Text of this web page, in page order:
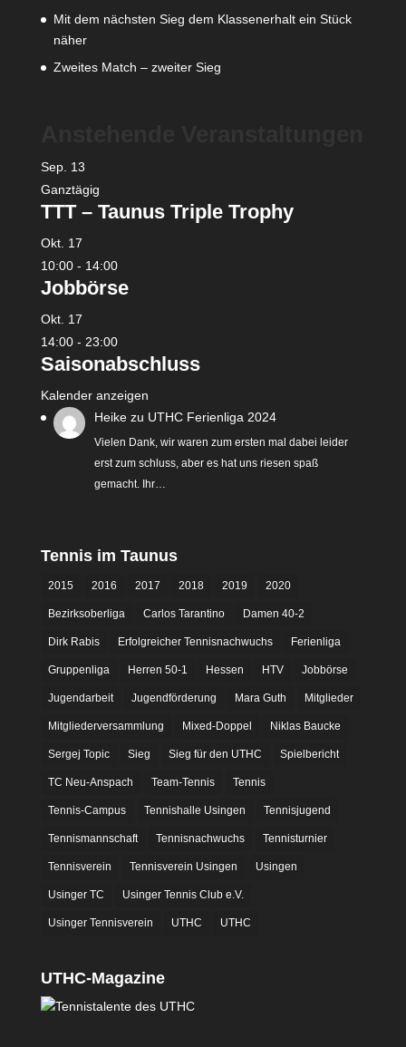
Mit dem nächsten Sieg dem Klassenerhalt ein Stück
näher
Zweites Match – zweiter Sieg
Sep. 13
Ganztägig
TTT – Taunus Triple Trophy
Okt. 17
10:00- 14:00
Jobbörse
Okt. 17
14:00- 23:00
Saisonabschluss
Kalender anzeigen
Heike zu UTHC Ferienliga 2024
Vielen Dank, wir waren zum ersten mal dabei leider
erst zum schluss, aber es hat uns riesen spaß
gemacht. Ihr…
Tennis im Taunus
2015 2016 2017 2018 2019 2020
Bezirksoberliga Carlos Tarantino Damen 40-2
Dirk Rabis Erfolgreicher Tennisnachwuchs Ferienliga
Gruppenliga Herren 50-1 Hessen HTV Jobbörse
Jugendarbeit Jugendförderung Mara Guth Mitglieder
Mitgliederversammlung Mixed-Doppel Niklas Baucke
Sergej Topic Sieg Sieg für den UTHC Spielbericht
TC Neu-Anspach Team-Tennis Tennis
Tennis-Campus Tennishalle Usingen Tennisjugend
Tennismannschaft Tennisnachwuchs Tennisturnier
Tennisverein Tennisverein Usingen Usingen
Usinger TC Usinger Tennis Club e.V.
Usinger Tennisverein UTHC UTHC
UTHC-Magazine